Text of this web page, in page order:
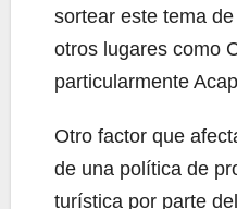
sortear este tema
otros lugares como
particularmente
Otro factor que
de una política de
turística por parte